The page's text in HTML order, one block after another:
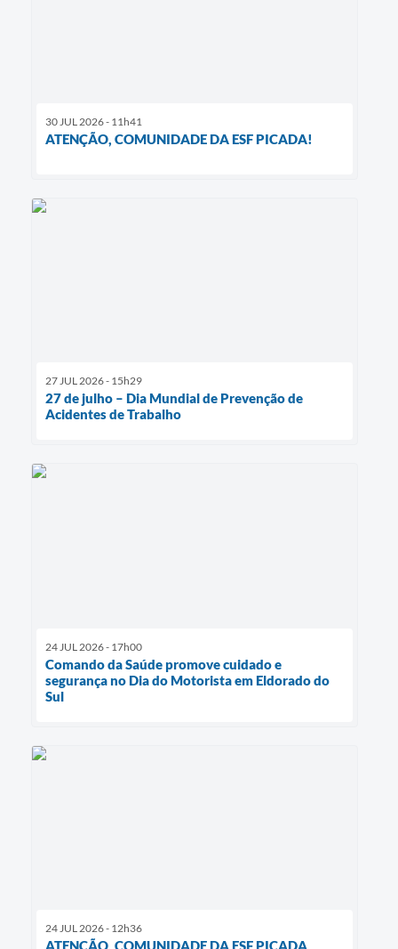
30 JUL 2026 - 11h41
ATENÇÃO, COMUNIDADE DA ESF PICADA!
27 JUL 2026 - 15h29
27 de julho – Dia Mundial de Prevenção de
Acidentes de Trabalho
24 JUL 2026 - 17h00
Comando da Saúde promove cuidado e
segurança no Dia do Motorista em Eldorado do
Sul
24 JUL 2026 - 12h36
ATENÇÃO, COMUNIDADE DA ESF PICADA